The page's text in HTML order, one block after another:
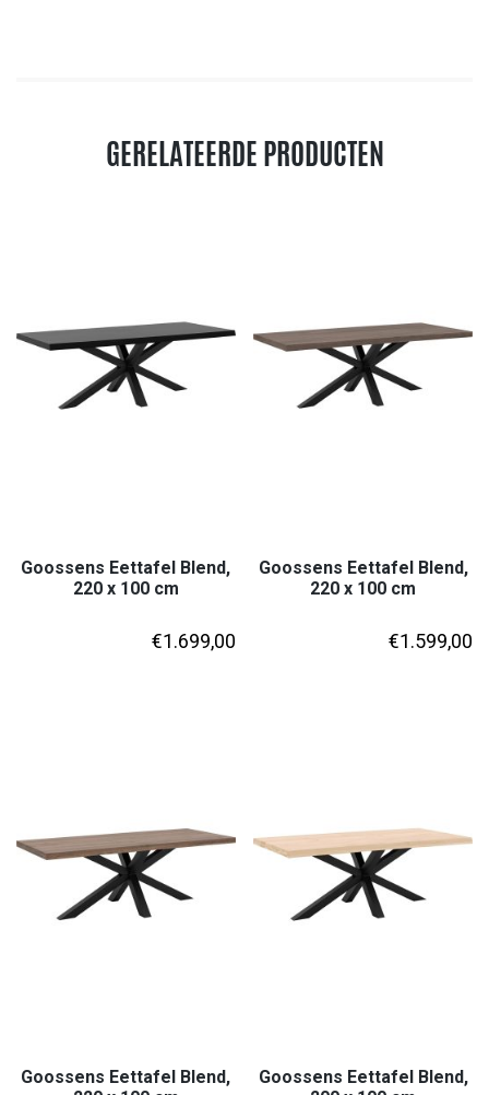
GERELATEERDE PRODUCTEN
Goossens Eettafel Blend,
220 x 100 cm
€1.699,00
Goossens Eettafel Blend,
220 x 100 cm
€1.599,00
Goossens Eettafel Blend,
Goossens Eettafel Blend,